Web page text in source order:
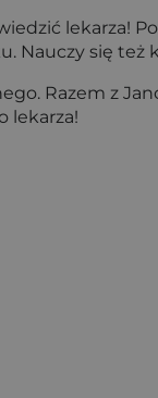
lekarza!
Nauczy się też
Razem z
lekarza!